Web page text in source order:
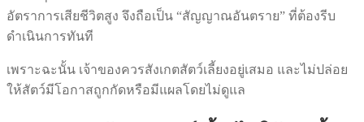
อัตราการเสียชีวิตสูง จึงถือเป็น “สัญญาณอันตราย” ที่ต้องรีบ
ดำเนินการทันที
เพราะฉะนั้น เจ้าของควรสังเกตสัตว์เลี้ยงอยู่เสมอ และไม่ปล่อย
ให้สัตว์มีโอกาสถูกกัดหรือมีแผลโดยไม่ดูแล